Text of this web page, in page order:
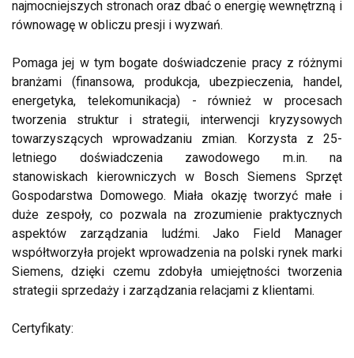
najmocniejszych stronach oraz dbać o energię wewnętrzną i
równowagę w obliczu presji i wyzwań.
Pomaga jej w tym bogate doświadczenie pracy z różnymi
branżami (finansowa, produkcja, ubezpieczenia, handel,
energetyka, telekomunikacja) - również w procesach
tworzenia struktur i strategii, interwencji kryzysowych
towarzyszących wprowadzaniu zmian. Korzysta z 25-
letniego doświadczenia zawodowego m.in. na
stanowiskach kierowniczych w Bosch Siemens Sprzęt
Gospodarstwa Domowego. Miała okazję tworzyć małe i
duże zespoły, co pozwala na zrozumienie praktycznych
aspektów zarządzania ludźmi. Jako Field Manager
współtworzyła projekt wprowadzenia na polski rynek marki
Siemens, dzięki czemu zdobyła umiejętności tworzenia
strategii sprzedaży i zarządzania relacjami z klientami.
Certyfikaty: